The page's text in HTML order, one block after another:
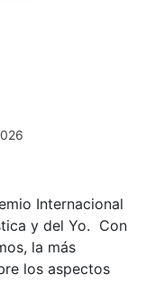
Internacional
y del Yo. Con
la más
los aspectos